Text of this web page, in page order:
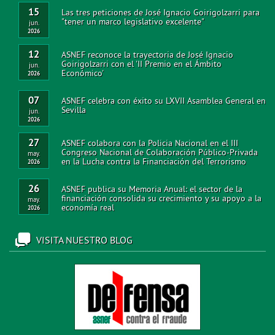
15
jun.
2026
Las tres peticiones de José Ignacio Goirigolzarri para
"tener un marco legislativo excelente"
12
jun.
2026
ASNEF reconoce la trayectoria de José Ignacio
Goirigolzarri con el 'II Premio en el Ámbito
Económico'
07
jun.
2026
ASNEF celebra con éxito su LXVII Asamblea General en
Sevilla
27
may.
2026
ASNEF colabora con la Policia Nacional en el III
Congreso Nacional de Colaboración Público-Privada
en la Lucha contra la Financiación del Terrorismo
26
may.
2026
ASNEF publica su Memoria Anual: el sector de la
financiación consolida su crecimiento y su apoyo a la
economía real
VISITA NUESTRO BLOG